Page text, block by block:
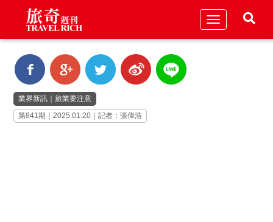
Toggle
業界新訊 ｜旅業要注意
第841期｜2025.01.20｜記者：張偉浩